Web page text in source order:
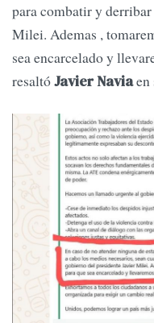
para combatir y
Milei. Ademas ,
sea encarcelado y
resaltóJavier Naviaen